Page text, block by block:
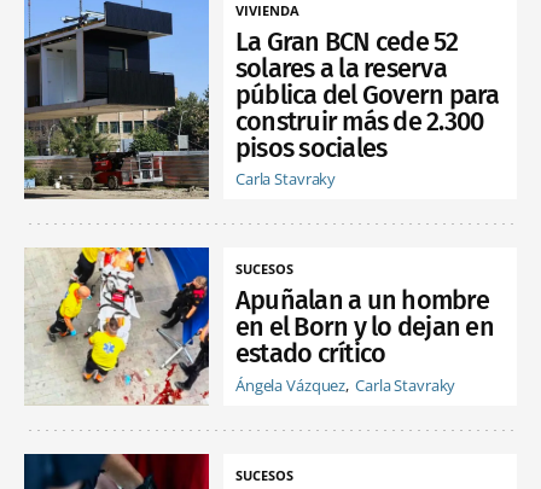
VIVIENDA
La Gran BCN cede 52
solares a la reserva
pública del Govern para
construir más de 2.300
pisos sociales
Carla Stavraky
SUCESOS
Apuñalan a un hombre
en el Born y lo dejan en
estado crítico
Ángela Vázquez Carla Stavraky
SUCESOS